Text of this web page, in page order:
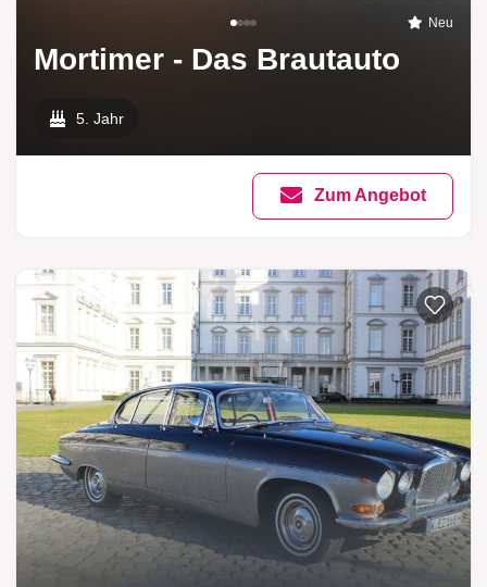
Neu
Mortimer - Das Brautauto
5. Jahr
Zum Angebot